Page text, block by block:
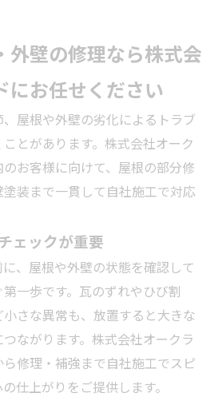
外壁の修理なら株式会
にお任せください
屋根や外壁の劣化によるトラブ
とがあります。株式会社オーク
お客様に向けて、屋根の部分修
装まで一貫して自社施工で対応
ェックが重要
、屋根や外壁の状態を確認して
一歩です。瓦のずれやひび割
さな異常も、放置すると大きな
ながります。株式会社オークラ
修理・補強まで自社施工でスピ
仕上がりをご提供します。